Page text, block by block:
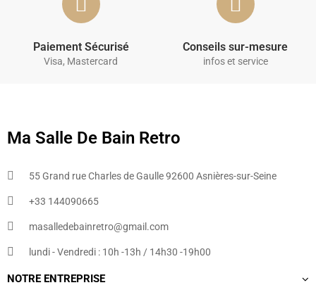
Paiement Sécurisé
Visa, Mastercard
Conseils sur-mesure
infos et service
Ma Salle De Bain Retro
55 Grand rue Charles de Gaulle 92600 Asnières-sur-Seine
+33 144090665​
masalledebainretro@gmail.com
lundi - Vendredi : 10h -13h / 14h30 -19h00
NOTRE ENTREPRISE